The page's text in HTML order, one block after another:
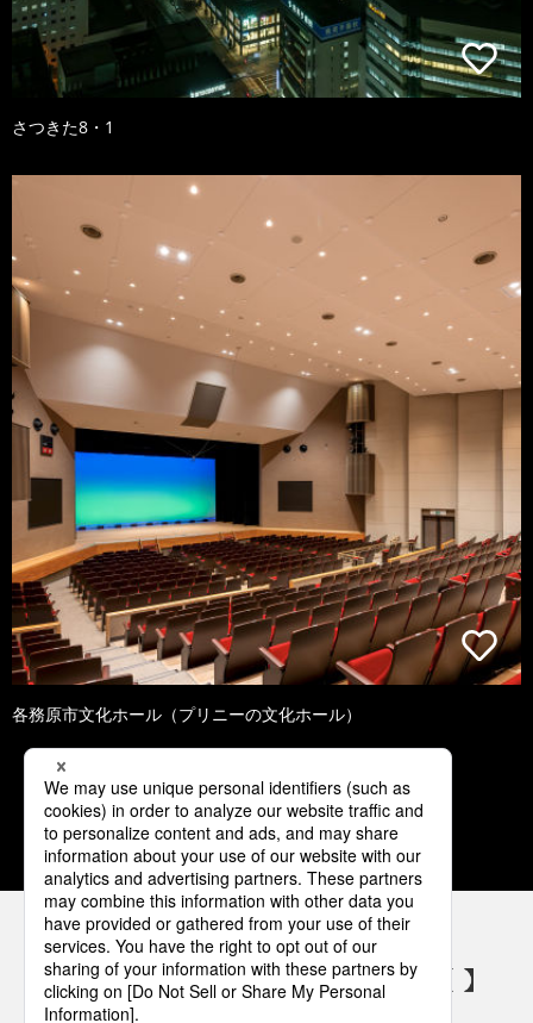
さつきた8・1
各務原市文化ホール（プリニーの文化ホール）
1 2 3 4 5
パナソニックの電気設備 SNSアカウント